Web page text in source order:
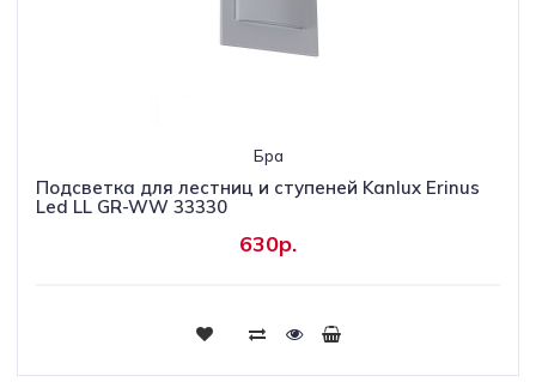
Бра
Подсветка для лестниц и ступеней Kanlux Erinus
Led LL GR-WW 33330
630р.